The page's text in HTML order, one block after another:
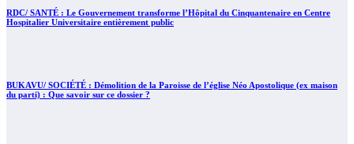
RDC/ SANTÉ : Le Gouvernement transforme l’Hôpital du Cinquantenaire en Centre
Hospitalier Universitaire entièrement public
BUKAVU/ SOCIÉTÉ : Démolition de la Paroisse de l’église Néo Apostolique (ex maison
du parti) : Que savoir sur ce dossier ?